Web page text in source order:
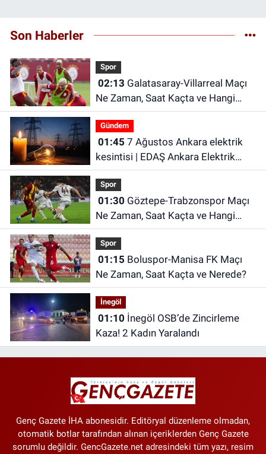
Son Haberler
Spor
02:13
Ne Zaman, Saat Kaçta ve Hangi
Kanalda? Galatasaray hazırlık maçı
ne zaman?
Gündem
01:45
kesintisi | EDAŞ Ankara Elektrik
Kesintisi
Spor
01:30
Ne Zaman, Saat Kaçta ve Hangi
Kanalda?
Spor
01:15
Ne Zaman, Saat Kaçta ve Nerede?
İnegöl
01:10
Kaza! 2 Kadın Yaralandı
Genç Gazete İHA abonesidir. Editöryal düzenleme olmadan,
otomatik botlar tarafından alınan içeriklerden Genç Gazete
sorumlu değildir. GencGazete.net adresindeki tüm yazı, resim